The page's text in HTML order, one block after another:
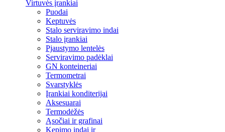
Virtuvės įrankiai
Puodai
Keptuvės
Stalo serviravimo indai
Stalo įrankiai
Pjaustymo lentelės
Serviravimo padėklai
GN konteineriai
Termometrai
Svarstyklės
Įrankiai konditerijai
Aksesuarai
Termodėžės
Ąsočiai ir grafinai
Kepimo indai ir